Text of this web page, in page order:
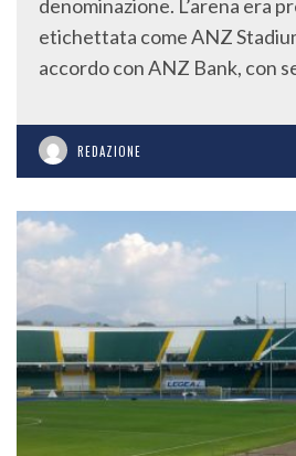
denominazione. L’arena era
etichettata come ANZ
accordo con ANZ Bank, con
REDAZIONE